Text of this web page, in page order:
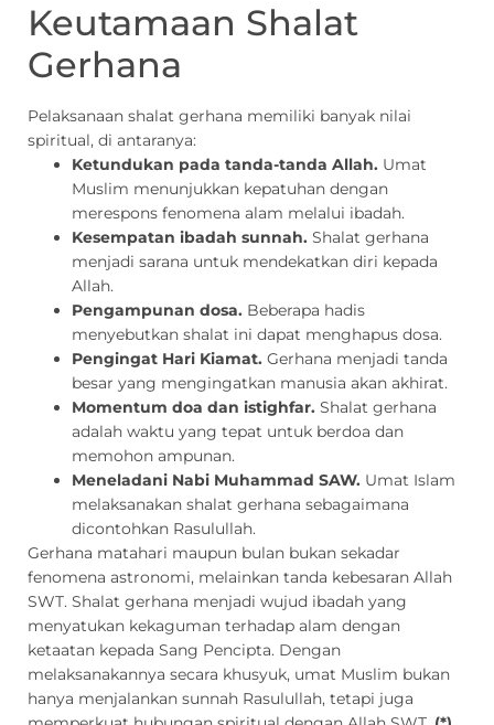
Keutamaan Shalat
Gerhana
Pelaksanaan shalat gerhana memiliki banyak nilai
spiritual, di antaranya:
Ketundukan pada tanda-tanda Allah. Umat
Muslim menunjukkan kepatuhan dengan
merespons fenomena alam melalui ibadah.
Kesempatan ibadah sunnah. Shalat gerhana
menjadi sarana untuk mendekatkan diri kepada
Allah.
Pengampunan dosa. Beberapa hadis
menyebutkan shalat ini dapat menghapus dosa.
Pengingat Hari Kiamat. Gerhana menjadi tanda
besar yang mengingatkan manusia akan akhirat.
Momentum doa dan istighfar. Shalat gerhana
adalah waktu yang tepat untuk berdoa dan
memohon ampunan.
Meneladani Nabi Muhammad SAW. Umat Islam
melaksanakan shalat gerhana sebagaimana
dicontohkan Rasulullah.
Gerhana matahari maupun bulan bukan sekadar
fenomena astronomi, melainkan tanda kebesaran Allah
SWT. Shalat gerhana menjadi wujud ibadah yang
menyatukan kekaguman terhadap alam dengan
ketaatan kepada Sang Pencipta. Dengan
melaksanakannya secara khusyuk, umat Muslim bukan
hanya menjalankan sunnah Rasulullah, tetapi juga